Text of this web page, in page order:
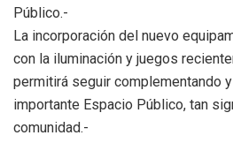
Público.-
La incorporación del nuevo
con la iluminación y juegos
permitirá seguir complementando
importante Espacio Público, tan
comunidad.-